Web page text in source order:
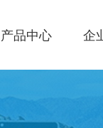
产品中心 企